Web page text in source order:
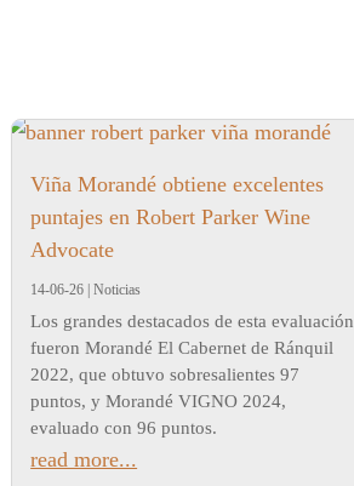
Viña Morandé obtiene excelentes
puntajes en Robert Parker Wine
Advocate
14-06-26 |Noticias
Los grandes destacados de esta evaluación
fueron Morandé El Cabernet de Ránquil
2022, que obtuvo sobresalientes 97
puntos, y Morandé VIGNO 2024,
evaluado con 96 puntos.
read more...